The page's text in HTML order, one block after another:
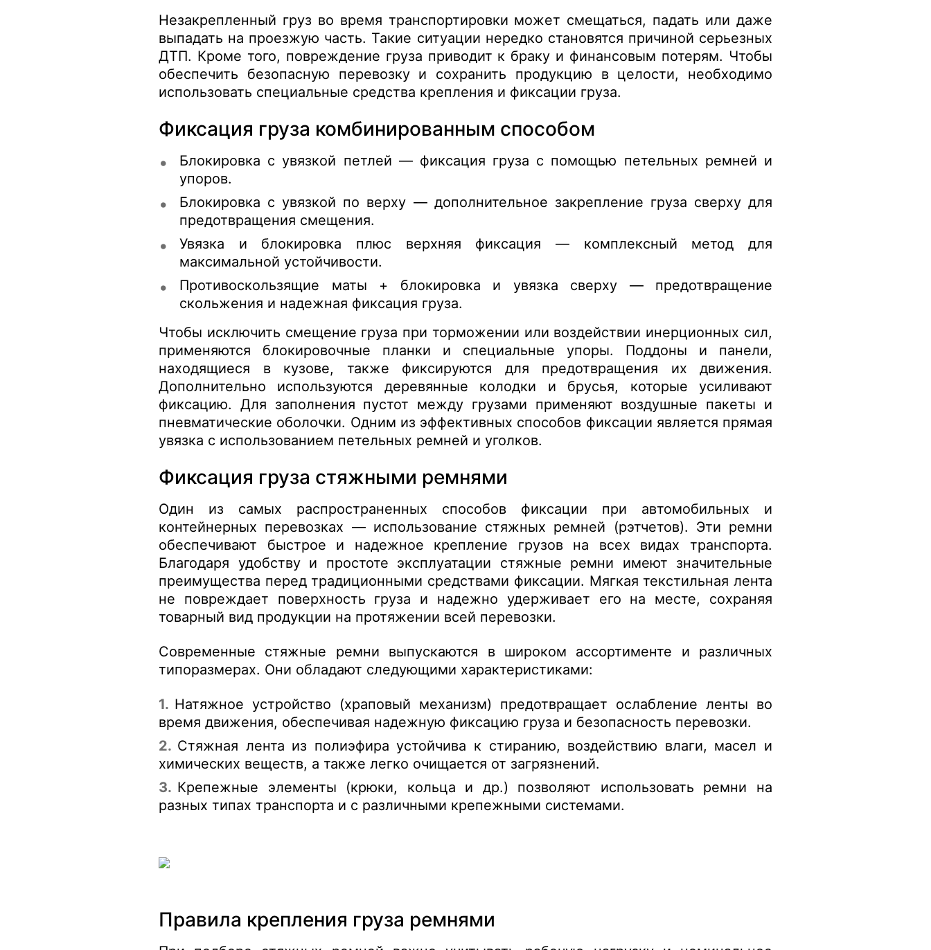
Незакрепленный груз во время транспортировки может смещаться, падать или даже
выпадать на проезжую часть. Такие ситуации нередко становятся причиной серьезных
ДТП. Кроме того, повреждение груза приводит к браку и финансовым потерям. Чтобы
обеспечить безопасную перевозку и сохранить продукцию в целости, необходимо
использовать специальные средства крепления и фиксации груза.
Фиксация груза комбинированным способом
Блокировка с увязкой петлей — фиксация груза с помощью петельных ремней и
упоров.
Блокировка с увязкой по верху — дополнительное закрепление груза сверху для
предотвращения смещения.
Увязка и блокировка плюс верхняя фиксация — комплексный метод для
максимальной устойчивости.
Противоскользящие маты + блокировка и увязка сверху — предотвращение
скольжения и надежная фиксация груза.
Чтобы исключить смещение груза при торможении или воздействии инерционных сил,
применяются блокировочные планки и специальные упоры. Поддоны и панели,
находящиеся в кузове, также фиксируются для предотвращения их движения.
Дополнительно используются деревянные колодки и брусья, которые усиливают
фиксацию. Для заполнения пустот между грузами применяют воздушные пакеты и
пневматические оболочки. Одним из эффективных способов фиксации является прямая
увязка с использованием петельных ремней и уголков.
Фиксация груза стяжными ремнями
Один из самых распространенных способов фиксации при автомобильных и
контейнерных перевозках — использование стяжных ремней (рэтчетов). Эти ремни
обеспечивают быстрое и надежное крепление грузов на всех видах транспорта.
Благодаря удобству и простоте эксплуатации стяжные ремни имеют значительные
преимущества перед традиционными средствами фиксации. Мягкая текстильная лента
не повреждает поверхность груза и надежно удерживает его на месте, сохраняя
товарный вид продукции на протяжении всей перевозки.
Современные стяжные ремни выпускаются в широком ассортименте и различных
типоразмерах. Они обладают следующими характеристиками:
Натяжное устройство (храповый механизм) предотвращает ослабление ленты во
время движения, обеспечивая надежную фиксацию груза и безопасность перевозки.
Стяжная лента из полиэфира устойчива к стиранию, воздействию влаги, масел и
химических веществ, а также легко очищается от загрязнений.
Крепежные элементы (крюки, кольца и др.) позволяют использовать ремни на
разных типах транспорта и с различными крепежными системами.
Правила крепления груза ремнями